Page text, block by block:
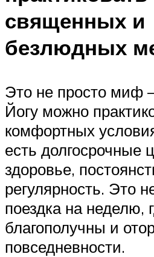
священных и
безлюдных
Это не просто миф
Йогу можно
комфортных
есть долгосрочные
здоровье,
регулярность. Это
поездка на неделю,
благополучны и
повседневности.